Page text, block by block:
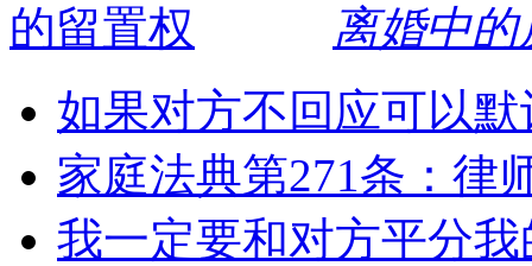
离婚中
如果对方不回应可以
家庭法典第271条：律
我一定要和对方平分